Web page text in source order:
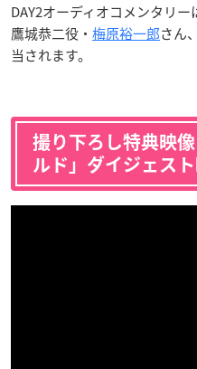
DAY2オーディオコメンタリー
鷹城恭二役・ 梅原裕一郎さん
当されます。
撮り下ろし特典映
ルド」ダイジェス